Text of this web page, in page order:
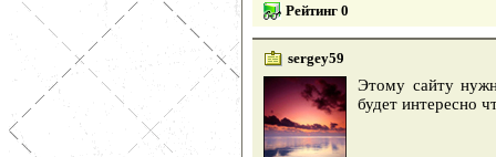
Рейтинг 0
sergey59
Этому сайту
будет интересно